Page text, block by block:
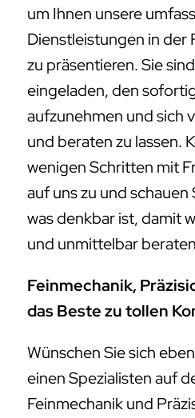
um Ihnen unsere
Dienstleistungen in der
zu präsentieren. Sie
eingeladen, den
aufzunehmen und sich
und beraten zu lassen.
wenigen Schritten mit
auf uns zu und schauen
was denkbar ist, damit
und unmittelbar
Feinmechanik,
das Beste zu tollen
Wünschen Sie sich
einen Spezialisten auf
Feinmechanik und